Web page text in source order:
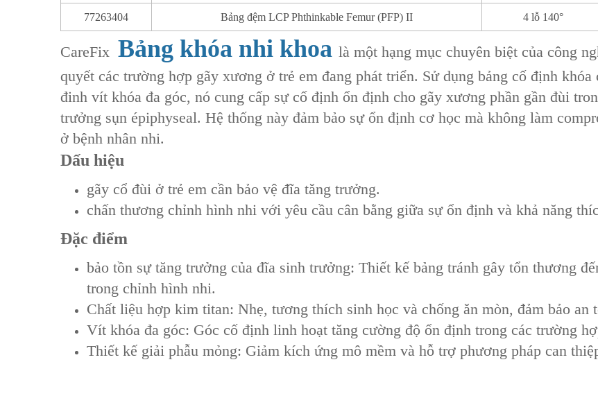
77263404 Bảng đệm LCP Phthinkable Femur (PFP) II 4 lỗ 140°
CareFix ‌ Bảng khóa nhi khoa là một hạng mục chuyên biệt của công
quyết các trường hợp gãy xương ở trẻ em đang phát triển. Sử dụng ‌bảng cố định
‌đinh vít khóa đa góc‌, nó cung cấp sự cố định ổn định cho ‌gãy xương phần gần đùi‌
trưởng sụn épiphyseal‌. Hệ thống này đảm bảo sự ổn định cơ học mà không làm
ở bệnh nhân nhi.
Dấu hiệu
gãy cổ đùi ở trẻ em cần bảo vệ đĩa tăng trưởng.
chấn thương chỉnh hình nhi với yêu cầu cân bằng giữa sự ổn định và khả năng
Đặc điểm
bảo tồn sự tăng trưởng của đĩa sinh trưởng: Thiết kế bảng tránh gây tổn thương
trong chỉnh hình nhi.
Chất liệu hợp kim titan: Nhẹ, tương thích sinh học và chống ăn mòn, đảm bảo an
Vít khóa đa góc: Góc cố định linh hoạt tăng cường độ ổn định trong các trường
Thiết kế giải phẫu mỏng: Giảm kích ứng mô mềm và hỗ trợ phương pháp can